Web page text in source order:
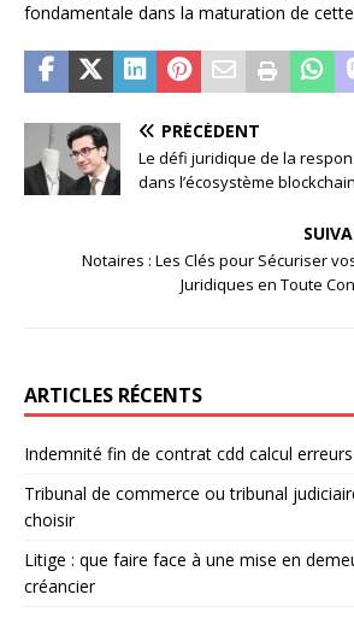
fondamentale dans la maturation de
PRÉCÉDENT
Le défi juridique de la
dans l’écosystème blockchain
Notaires : Les Clés pour Sécuriser
Juridiques en Toute
ARTICLES RÉCENTS
Indemnité fin de contrat cdd calcul
Tribunal de commerce ou tribunal
choisir
Litige : que faire face à une mise en
créancier